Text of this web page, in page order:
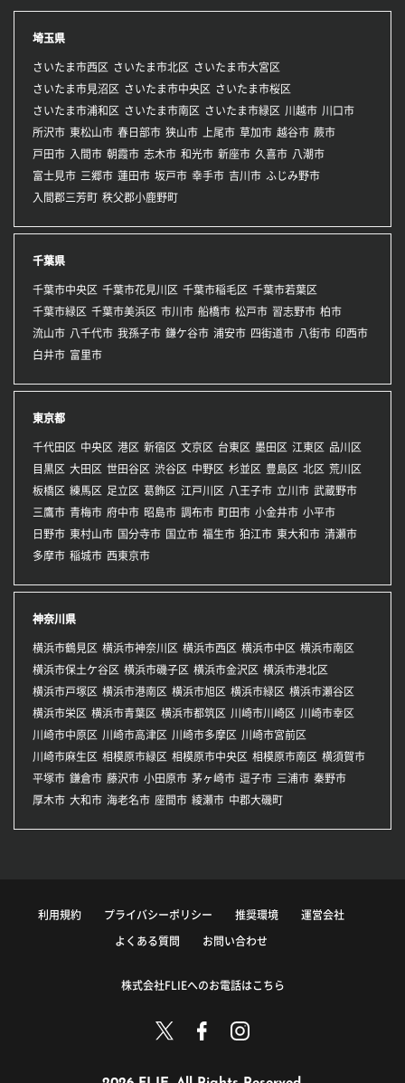
埼玉県
さいたま市西区 さいたま市北区
さいたま市大宮区
さいたま市見沼区
さいたま市中央区
さいたま市桜区
さいたま市浦和区
さいたま市南区 さいたま市緑区 川越市 川口市
所沢市 東松山市 春日部市 狭山市 上尾市 草加市 越谷市 蕨市
戸田市 入間市 朝霞市 志木市 和光市 新座市 久喜市 八潮市
富士見市 三郷市 蓮田市 坂戸市 幸手市 吉川市 ふじみ野市
入間郡三芳町 秩父郡小鹿野町
千葉県
千葉市中央区 千葉市花見川区 千葉市稲毛区 千葉市若葉区
千葉市緑区 千葉市美浜区 市川市 船橋市 松戸市 習志野市 柏市
流山市 八千代市 我孫子市 鎌ケ谷市 浦安市 四街道市 八街市 印西市
白井市 富里市
東京都
千代田区 中央区 港区 新宿区 文京区 台東区 墨田区 江東区 品川区
目黒区 大田区 世田谷区 渋谷区 中野区 杉並区 豊島区 北区 荒川区
板橋区 練馬区 足立区 葛飾区 江戸川区 八王子市 立川市 武蔵野市
三鷹市 青梅市 府中市 昭島市 調布市 町田市 小金井市 小平市
日野市 東村山市 国分寺市 国立市 福生市 狛江市 東大和市 清瀬市
多摩市 稲城市 西東京市
神奈川県
横浜市鶴見区 横浜市神奈川区 横浜市西区 横浜市中区 横浜市南区
横浜市保土ケ谷区 横浜市磯子区 横浜市金沢区 横浜市港北区
横浜市戸塚区 横浜市港南区 横浜市旭区 横浜市緑区 横浜市瀬谷区
横浜市栄区 横浜市青葉区 横浜市都筑区 川崎市川崎区 川崎市幸区
川崎市中原区 川崎市高津区 川崎市多摩区 川崎市宮前区
川崎市麻生区 相模原市緑区 相模原市中央区 相模原市南区 横須賀市
平塚市 鎌倉市 藤沢市 小田原市 茅ヶ崎市 逗子市 三浦市 秦野市
厚木市 大和市 海老名市 座間市 綾瀬市 中郡大磯町
利用規約 プライバシーポリシー 推奨環境 運営会社
よくある質問 お問い合わせ
株式会社FLIEへのお電話はこちら